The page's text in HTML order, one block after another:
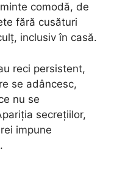
comodă, de
fără cusături
inclusiv în casă.
reci persistent,
se adâncesc,
nu se
secrețiilor,
impune